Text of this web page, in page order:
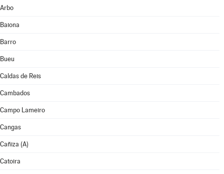
Arbo
Baiona
Barro
Bueu
Caldas de Reis
Cambados
Campo Lameiro
Cangas
Cañiza (A)
Catoira